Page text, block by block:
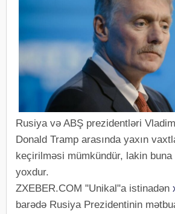
Rusiya və ABŞ prezidentləri
Donald Tramp arasında yaxın
keçirilməsi mümkündür, lakin
yoxdur.
ZXEBER.COM "Unikal"a istinadən
barədə Rusiya Prezidentinin